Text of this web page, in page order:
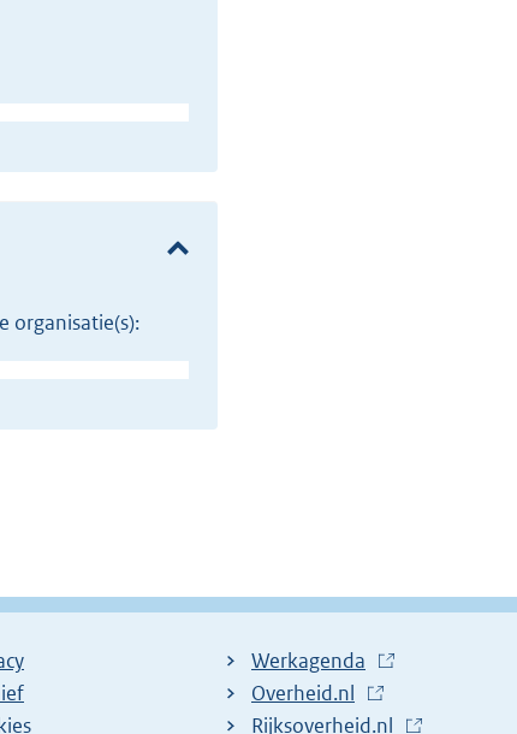
organisatie(s):
Werkagenda
E
x
Overheid.nl
E
Rijksoverheid.nl